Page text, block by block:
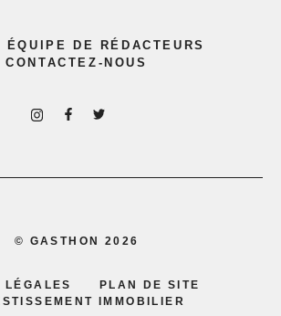
ÉQUIPE DE RÉDACTEURS
CONTACTEZ-NOUS
© GASTHON 2026
LÉGALES
PLAN DE SITE
IMMOBILIER